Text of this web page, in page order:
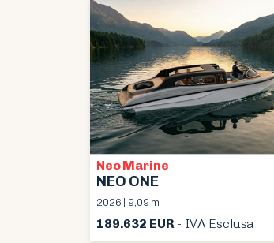
Neo Marine
NEO ONE
2026 | 9,09 m
189.632 EUR- IVA Esclusa